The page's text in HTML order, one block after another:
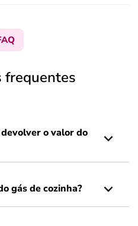
frequentes
o valor do
gás de cozinha?